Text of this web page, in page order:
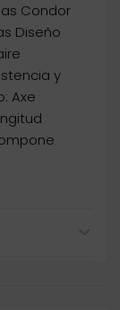
Condor
Diseño
y
Axe